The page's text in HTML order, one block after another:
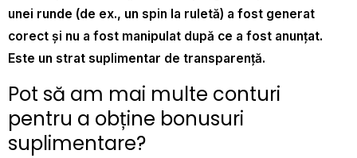
unei runde (de ex., un spin la ruletă) a fost generat
corect și nu a fost manipulat după ce a fost anunțat.
Este un strat suplimentar de transparență.
Pot să am mai multe conturi
pentru a obține bonusuri
suplimentare?